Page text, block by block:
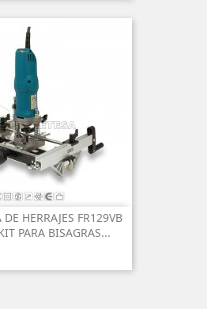
DE HERRAJES FR129VB
PARA BISAGRAS...